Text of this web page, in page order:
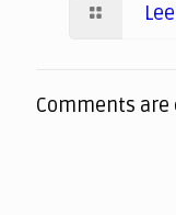
Comments are